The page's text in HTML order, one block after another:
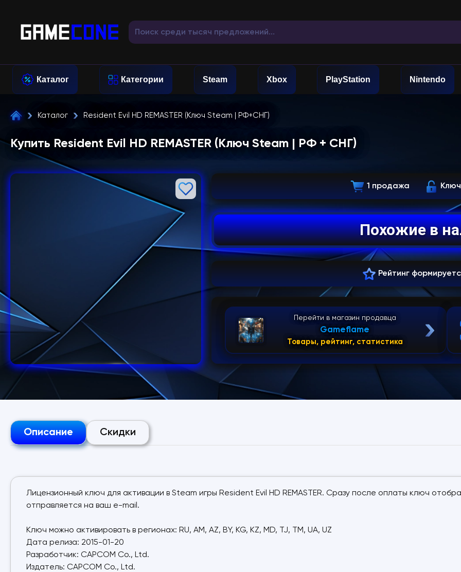
Каталог Категории Steam Xbox PlayStation Nintendo
Каталог Resident Evil HD REMASTER (Ключ Steam | РФ+СНГ)
Купить Resident Evil HD REMASTER (Ключ Steam | РФ + СНГ)
1 продажа
Похожие в
Рейтинг
Перейти в магазин продавца
Gameflame
Товары, рейтинг, статистика
Описание Скидки
Лицензионный ключ для активации в Steam игры Resident Evil HD REMASTER. Сразу после оплаты ключ
отправляется на ваш e-mail.
Ключ можно активировать в регионах: RU, AM, AZ, BY, KG, KZ, MD, TJ, TM, UA, UZ
Дата релиза: 2015-01-20
Разработчик: CAPCOM Co., Ltd.
Издатель: CAPCOM Co., Ltd.